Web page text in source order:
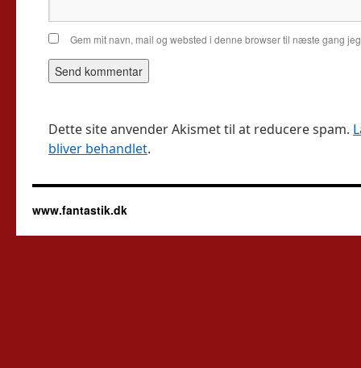
Gem mit navn, mail og websted i denne browser til næste gang
Dette site anvender Akismet til at reducere spam.
bliver behandlet.
www.fantastik.dk